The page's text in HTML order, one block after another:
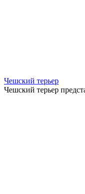
Чешский терьер
Чешский терьер